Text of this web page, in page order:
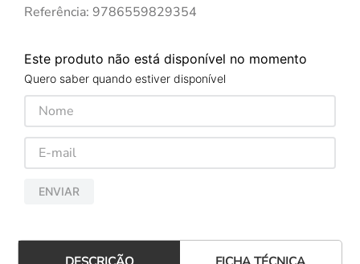
Referência: 9786559829354
Este produto não está disponível no momento
Quero saber quando estiver disponível
ENVIAR